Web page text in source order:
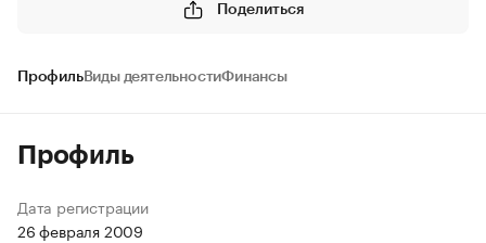
Поделиться
ПрофильВиды деятельностиФинансы
Профиль
Дата регистрации
26 февраля 2009